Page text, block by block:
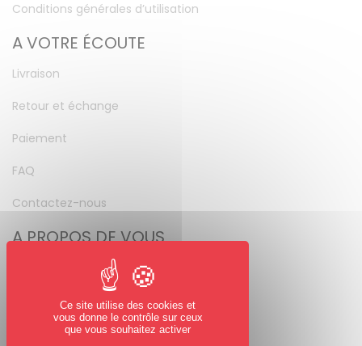
Conditions générales d’utilisation
A VOTRE ÉCOUTE
Livraison
Retour et échange
Paiement
FAQ
Contactez-nous
A PROPOS DE VOUS
Mot de passe perdu
NOUS SUIVRE
Ce site utilise des cookies et
vous donne le contrôle sur ceux
que vous souhaitez activer